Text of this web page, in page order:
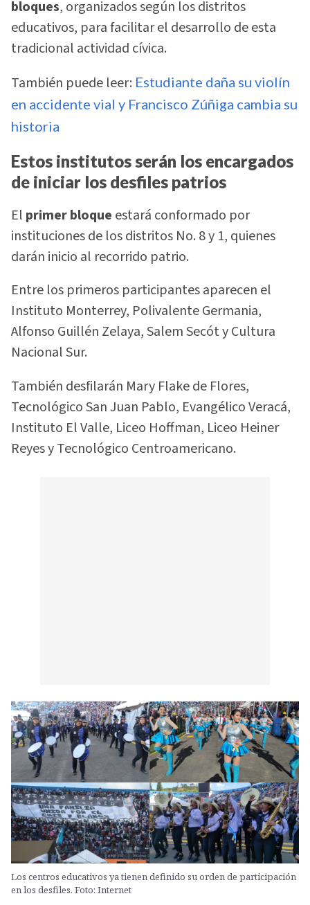
bloques, organizados según los distritos
educativos, para facilitar el desarrollo de esta
tradicional actividad cívica.
También puede leer: Estudiante daña su violín
en accidente vial y Francisco Zúñiga cambia su
historia
Estos institutos serán los encargados
de iniciar los desfiles patrios
El primer bloque estará conformado por
instituciones de los distritos No. 8 y 1, quienes
darán inicio al recorrido patrio.
Entre los primeros participantes aparecen el
Instituto Monterrey, Polivalente Germania,
Alfonso Guillén Zelaya, Salem Secót y Cultura
Nacional Sur.
También desfilarán Mary Flake de Flores,
Tecnológico San Juan Pablo, Evangélico Veracá,
Instituto El Valle, Liceo Hoffman, Liceo Heiner
Reyes y Tecnológico Centroamericano.
Los centros educativos ya tienen definido su orden de participación
en los desfiles. Foto: Internet